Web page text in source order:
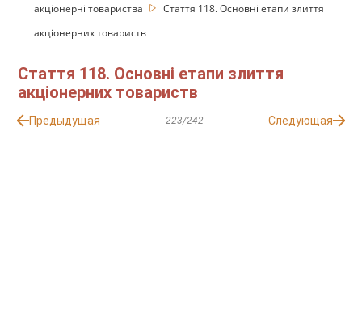
акціонерні товариства
Стаття 118. Основні етапи злиття
акціонерних товариств
Стаття 118. Основні етапи злиття
акціонерних товариств
Предыдущая 223/242 Следующая